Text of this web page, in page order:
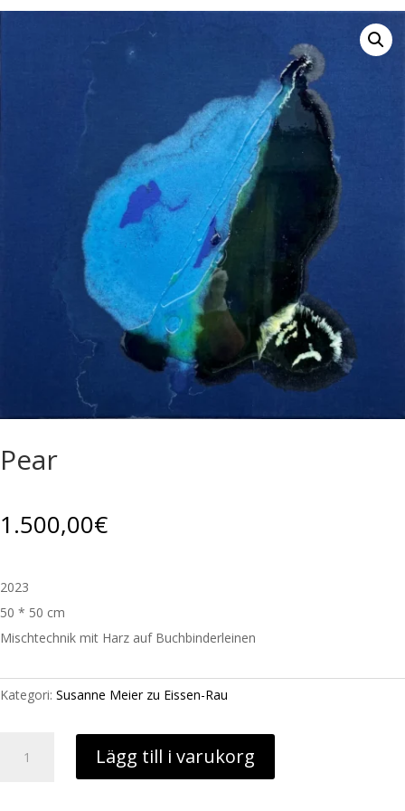
Pear
1.500,00€
2023
50 * 50 cm
Mischtechnik mit Harz auf Buchbinderleinen
Kategori: Susanne Meier zu Eissen-Rau
mängd
Lägg till i varukorg